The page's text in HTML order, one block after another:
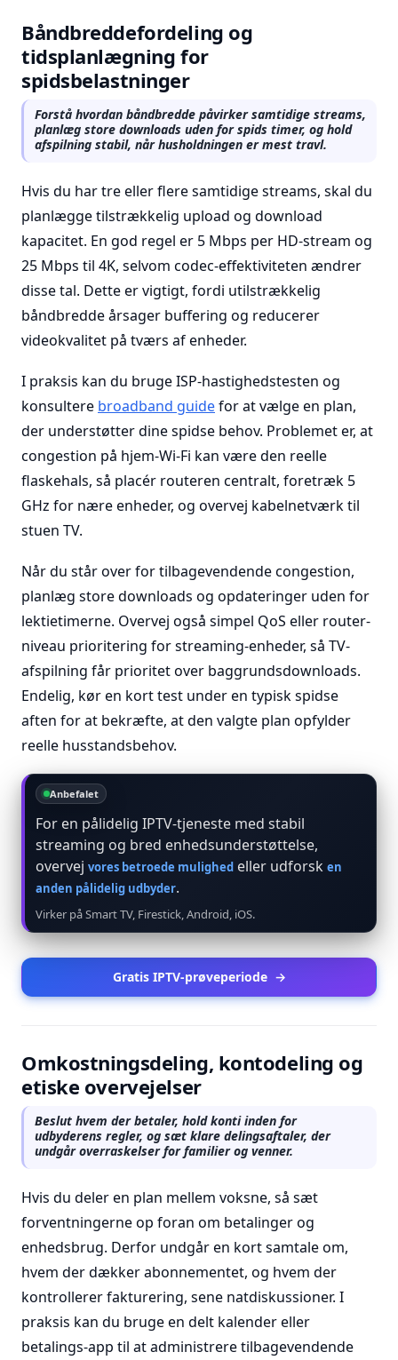
Båndbreddefordeling og
tidsplanlægning for
spidsbelastninger
Forstå hvordan båndbredde påvirker samtidige streams,
planlæg store downloads uden for spids timer, og hold
afspilning stabil, når husholdningen er mest travl.
Hvis du har tre eller flere samtidige streams, skal du
planlægge tilstrækkelig upload og download
kapacitet. En god regel er 5 Mbps per HD-stream og
25 Mbps til 4K, selvom codec-effektiviteten ændrer
disse tal. Dette er vigtigt, fordi utilstrækkelig
båndbredde årsager buffering og reducerer
videokvalitet på tværs af enheder.
I praksis kan du bruge ISP-hastighedstesten og
konsultere broadband guidefor at vælge en plan,
der understøtter dine spidse behov. Problemet er, at
congestion på hjem-Wi-Fi kan være den reelle
flaskehals, så placér routeren centralt, foretræk 5
GHz for nære enheder, og overvej kabelnetværk til
stuen TV.
Når du står over for tilbagevendende congestion,
planlæg store downloads og opdateringer uden for
lektietimerne. Overvej også simpel QoS eller router-
niveau prioritering for streaming-enheder, så TV-
afspilning får prioritet over baggrundsdownloads.
Endelig, kør en kort test under en typisk spidse
aften for at bekræfte, at den valgte plan opfylder
reelle husstandsbehov.
Anbefalet
For en pålidelig IPTV-tjeneste med stabil
streaming og bred enhedsunderstøttelse,
overvej vores betroede mulighed eller udforsk en
anden pålidelig udbyder.
Virker på Smart TV, Firestick, Android, iOS.
Gratis IPTV-prøveperiode →
Omkostningsdeling, kontodeling og
etiske overvejelser
Beslut hvem der betaler, hold konti inden for
udbyderens regler, og sæt klare delingsaftaler, der
undgår overraskelser for familier og venner.
Hvis du deler en plan mellem voksne, så sæt
forventningerne op foran om betalinger og
enhedsbrug. Derfor undgår en kort samtale om,
hvem der dækker abonnementet, og hvem der
kontrollerer fakturering, sene natdiskussioner. I
praksis kan du bruge en delt kalender eller
betalings-app til at administrere tilbagevendende